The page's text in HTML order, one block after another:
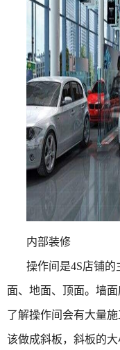
内部装修
操作间是4S店铺的
面、地面、顶面。墙
了解操作间会有大量
该做成斜板，斜板的